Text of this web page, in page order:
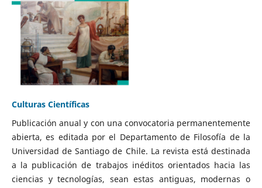
Culturas Científicas
Publicación anual y con una convocatoria permanentemente
abierta, es editada por el Departamento de Filosofía de la
Universidad de Santiago de Chile. La revista está destinada
a la publicación de trabajos inéditos orientados hacia las
ciencias y tecnologías, sean estas antiguas, modernas o